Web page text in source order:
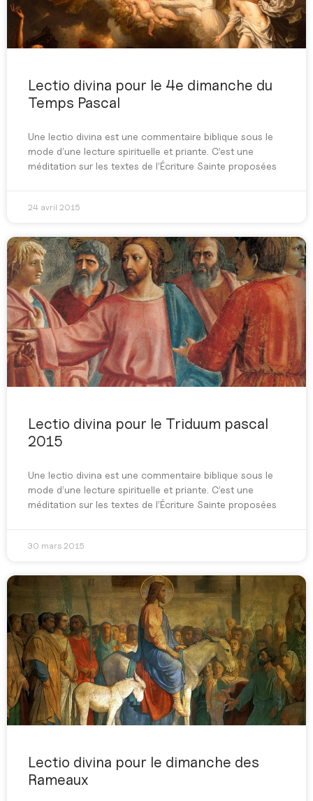
Lectio divina pour le 4e dimanche du
Temps Pascal
Une lectio divina est une commentaire biblique sous le
mode d’une lecture spirituelle et priante. C’est une
méditation sur les textes de l’Écriture Sainte proposées
24 avril 2015
Lectio divina pour le Triduum pascal
2015
Une lectio divina est une commentaire biblique sous le
mode d’une lecture spirituelle et priante. C’est une
méditation sur les textes de l’Écriture Sainte proposées
30 mars 2015
Lectio divina pour le dimanche des
Rameaux